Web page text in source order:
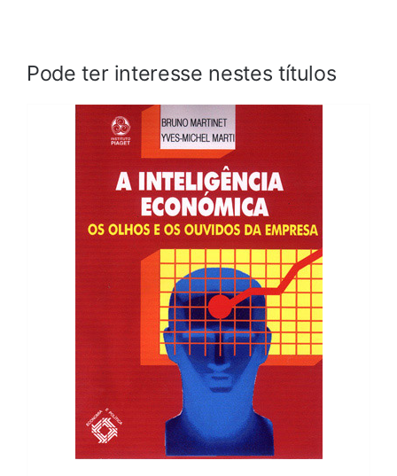
Pode ter interesse nestes títulos